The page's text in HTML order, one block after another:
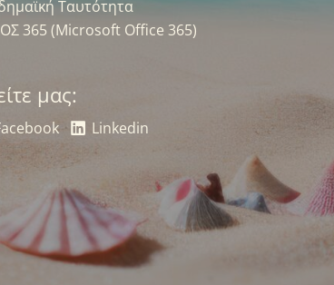
Ταυτότητα
365 (Microsoft Office 365)
μας:
Linkedin